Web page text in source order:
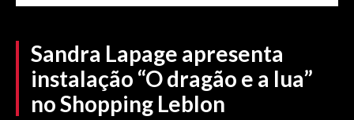
Sandra Lapage apresenta
instalação “O dragão e a lua”
no Shopping Leblon